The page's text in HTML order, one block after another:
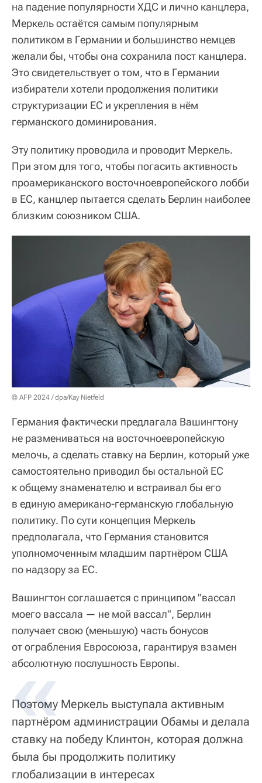
на падение популярности ХДС и лично канцлера,
Меркель остаётся самым популярным
политиком в Германии и большинство немцев
желали бы, чтобы она сохранила пост канцлера.
Это свидетельствует о том, что в Германии
избиратели хотели продолжения политики
структуризации ЕС и укрепления в нём
германского доминирования.
Эту политику проводила и проводит Меркель.
При этом для того, чтобы погасить активность
проамериканского восточноевропейского лобби
в ЕС, канцлер пытается сделать Берлин наиболее
близким союзником США.
© AFP 2024 / dpa/Kay Nietfeld
Германия фактически предлагала Вашингтону
не размениваться на восточноевропейскую
мелочь, а сделать ставку на Берлин, который уже
самостоятельно приводил бы остальной ЕС
к общему знаменателю и встраивал бы его
в единую американо-германскую глобальную
политику. По сути концепция Меркель
предполагала, что Германия становится
уполномоченным младшим партнёром США
по надзору за ЕС.
Вашингтон соглашается с принципом "вассал
моего вассала — не мой вассал", Берлин
получает свою (меньшую) часть бонусов
от ограбления Евросоюза, гарантируя взамен
абсолютную послушность Европы.
Поэтому Меркель выступала активным
партнёром администрации Обамы и делала
ставку на победу Клинтон, которая должна
была бы продолжить политику
глобализации в интересах